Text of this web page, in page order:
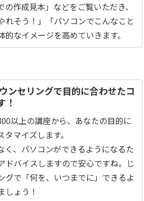
作成見本」などをご覧いただき、
れそう！」「パソコンでこんなこと
なイメージを高めていきます。
ンセリングで目的に合わせたコ
！
以上の講座から、あなたの目的に
マイズします。
く、パソコンができるようになるた
ドバイスしますので安心ですね。じ
グで「何を、いつまでに」できるよ
しょう！